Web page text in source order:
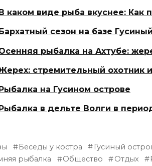
В каком виде рыба вкуснее: Как
Бархатный сезон на базе
рыбалка на Ахтубе:
стремительный охотник
на Гусином острове
в дельте Волги в
Беседы у костра Гусиный
рыбалка
Общество Отдых